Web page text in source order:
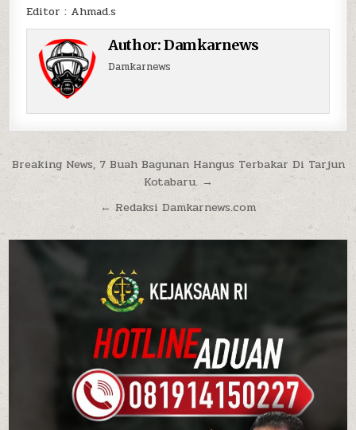
Editor : Ahmad.s
Author:Damkarnews
Damkarnews
Navigasi pos
Breaking News, 7 Buah Bagunan Hangus Terbakar Di Tarjun
Kotabaru. →
← Redaksi Damkarnews.com